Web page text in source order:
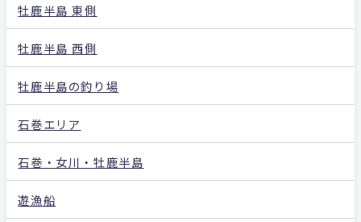
牡鹿半島 東側
牡鹿半島 西側
牡鹿半島の釣り場
石巻エリア
石巻・女川・牡鹿半島
遊漁船